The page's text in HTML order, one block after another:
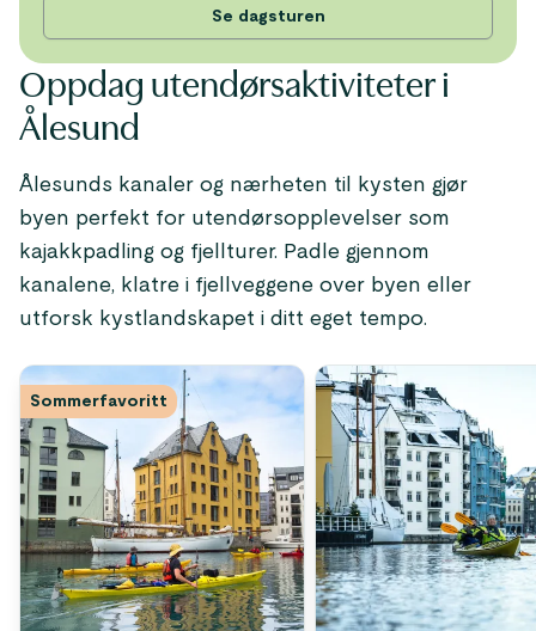
Se dagsturen
Oppdag utendørsaktiviteter i
Ålesund
Ålesunds kanaler og nærheten til kysten gjør
byen perfekt for utendørsopplevelser som
kajakkpadling og fjellturer. Padle gjennom
kanalene, klatre i fjellveggene over byen eller
utforsk kystlandskapet i ditt eget tempo.
Sommerfavoritt